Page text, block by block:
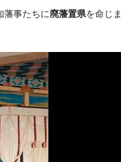
藩事たちに廃藩置県を命じま